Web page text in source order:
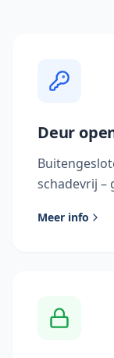
Deur
schadevrij –
Meer info